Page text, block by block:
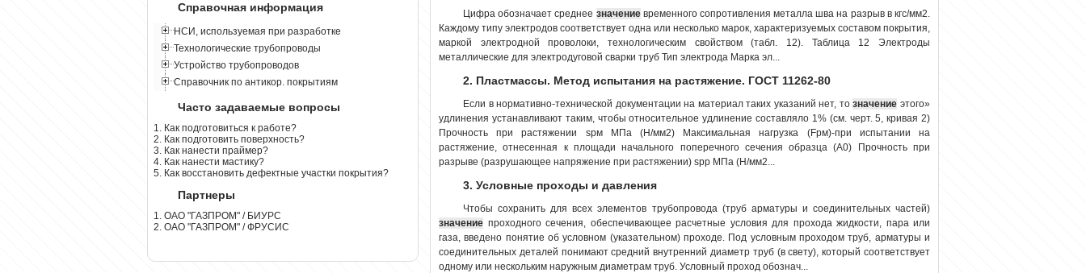
Цифра обозначает среднее значениевременного сопротивления металла шва на разрыв в кгс/мм2.
Каждому типу электродов соответствует одна или несколько марок, характеризуемых составом покрытия,
маркой электродной проволоки, технологическим свойством (табл. 12). Таблица 12 Электроды
металлические для электродуговой сварки труб Тип электрода Марка эл...
2. Пластмассы. Метод испытания на растяжение. ГОСТ 11262-80
Если в нормативно-технической документации на материал таких указаний нет, тозначение этого»
удлинения устанавливают таким, чтобы относительное удлинение составляло 1% (см. черт. 5, кривая 2)
Прочность при растяжении sрм МПа (Н/мм2) Максимальная нагрузка (Fрм)-при испытании на
растяжение, отнесенная к площади начального поперечного сечения образца (A0) Прочность при
разрыве (разрушающее напряжение при растяжении) sрр МПа (Н/мм2...
3. Условные проходы и давления
Чтобы сохранить для всех элементов трубопровода (труб арматуры и соединительных частей)
значение проходного сечения, обеспечивающее расчетные условия для прохода жидкости, пара или
газа, введено понятие об условном (указательном) проходе. Под условным проходом труб, арматуры и
соединительных деталей понимают средний внутренний диаметр труб (в свету), который соответствует
одному или нескольким наружным диаметрам труб. Условный проход обознач...
Справочная информация
НСИ, используемая при разработке
Технологические трубопроводы
Устройство трубопроводов
Справочник по антикор. покрытиям
Часто задаваемые вопросы
1. Как подготовиться к работе?
2. Как подготовить поверхность?
3. Как нанести праймер?
4. Как нанести мастику?
5. Как восстановить дефектные участки покрытия?
Партнеры
1. ОАО "ГАЗПРОМ" / БИУРС
2. ОАО "ГАЗПРОМ" / ФРУСИС